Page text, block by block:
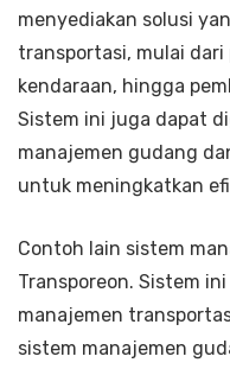
menyediakan solusi
transportasi, mulai
kendaraan, hingga
Sistem ini juga dapat
manajemen gudang
untuk meningkatkan
Contoh lain sistem
Transporeon. Sistem
manajemen
sistem manajemen